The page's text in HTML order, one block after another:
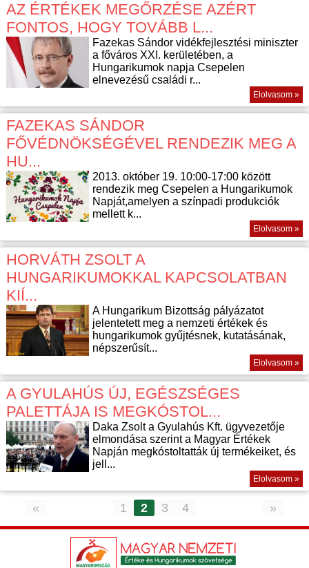
AZ ÉRTÉKEK MEGŐRZÉSE AZÉRT
FONTOS, HOGY TOVÁBB L...
Fazekas Sándor vidékfejlesztési miniszter
a főváros XXI. kerületében, a
Hungarikumok napja Csepelen
elnevezésű családi r...
Elolvasom »
FAZEKAS SÁNDOR
FŐVÉDNÖKSÉGÉVEL RENDEZIK MEG A
HU...
2013. október 19. 10:00-17:00 között
rendezik meg Csepelen a Hungarikumok
Napját,amelyen a színpadi produkciók
mellett k...
Elolvasom »
HORVÁTH ZSOLT A
HUNGARIKUMOKKAL KAPCSOLATBAN
KIÍ...
A Hungarikum Bizottság pályázatot
jelentetett meg a nemzeti értékek és
hungarikumok gyűjtésnek, kutatásának,
népszerűsít...
Elolvasom »
A GYULAHÚS ÚJ, EGÉSZSÉGES
PALETTÁJA IS MEGKÓSTOL...
Daka Zsolt a Gyulahús Kft. ügyvezetője
elmondása szerint a Magyar Értékek
Napján megkóstoltatták új termékeiket, és
jell...
Elolvasom »
« 1 2 3 4 »